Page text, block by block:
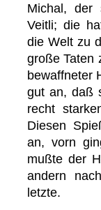
Michal, der
Veitli; die
die Welt zu
große Taten
bewaffneter
gut an, daß
recht
Diesen
an, vorn
mußte der
andern
letzte.